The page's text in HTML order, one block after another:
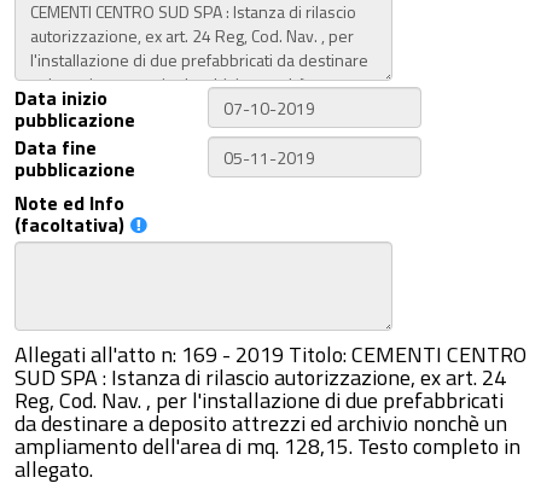
Data inizio
pubblicazione
Data fine
pubblicazione
Note ed Info
(facoltativa)
Allegati all'atto n: 169 - 2019 Titolo: CEMENTI CENTRO
SUD SPA : Istanza di rilascio autorizzazione, ex art. 24
Reg, Cod. Nav. , per l'installazione di due prefabbricati
da destinare a deposito attrezzi ed archivio nonchè un
ampliamento dell'area di mq. 128,15. Testo completo in
allegato.